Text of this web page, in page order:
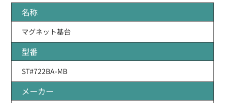
名称
マグネット基台
型番
ST#722BA-MB
メーカー